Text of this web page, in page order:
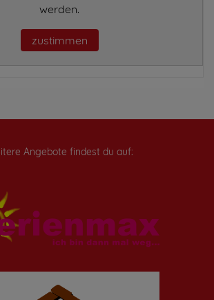
werden.
zustimmen
Angebote findest du auf: